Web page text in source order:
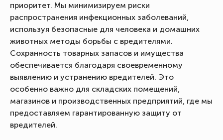
приоритет. Мы минимизируем риски
распространения инфекционных заболеваний,
используя безопасные для человека и домашних
животных методы борьбы с вредителями.
Сохранность товарных запасов и имущества
обеспечивается благодаря своевременному
выявлению и устранению вредителей. Это
особенно важно для складских помещений,
магазинов и производственных предприятий, где мы
предоставляем гарантированную защиту от
вредителей.